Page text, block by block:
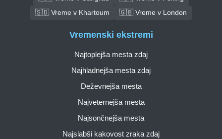
🇸🇩 Vreme v Khartoum
🇬🇧 Vreme v London
Vremenski ekstremi
Najtoplejša mesta zdaj
Najhladnejša mesta zdaj
Deževnejša mesta
Najveternejša mesta
Najsončnejša mesta
Najslabši kakovost zraka zdaj